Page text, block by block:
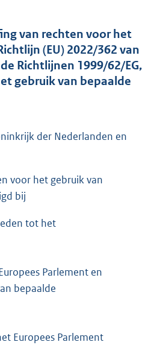
van rechten voor het
(EU) 2022/362 van
Richtlijnen 1999/62/EG,
gebruik van bepaalde
der Nederlanden en
voor het gebruik van
bij
tot het
Parlement en
bepaalde
Europees Parlement